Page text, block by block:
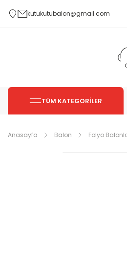
kutukutubalon@gmail.com
TÜM KATEGORİLER
Anasayfa Balon Folyo